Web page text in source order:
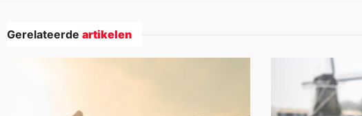
Gerelateerde artikelen